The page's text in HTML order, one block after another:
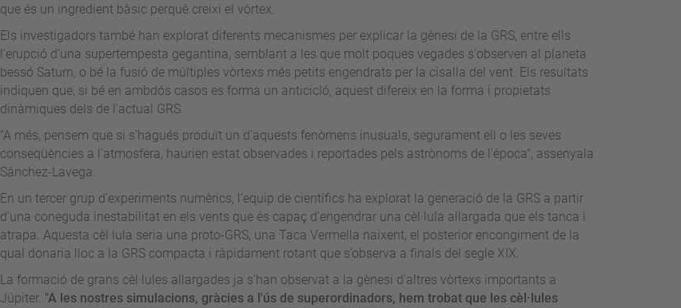
que és un ingredient bàsic perquè creixi el vòrtex.
Els investigadors també han explorat diferents mecanismes per explicar la gènesi de la GRS, entre ells
l'erupció d'una supertempesta gegantina, semblant a les que molt poques vegades s'observen al planeta
bessó Saturn, o bé la fusió de múltiples vòrtexs més petits engendrats per la cisalla del vent. Els resultats
indiquen que, si bé en ambdós casos es forma un anticicló, aquest difereix en la forma i propietats
dinàmiques dels de l'actual GRS.
"A més, pensem que si s'hagués produït un d'aquests fenòmens inusuals, segurament ell o les seves
conseqüències a l'atmosfera, haurien estat observades i reportades pels astrònoms de l'època", assenyala
Sánchez-Lavega.
En un tercer grup d'experiments numèrics, l’equip de científics ha explorat la generació de la GRS a partir
d'una coneguda inestabilitat en els vents que és capaç d'engendrar una cèl·lula allargada que els tanca i
atrapa. Aquesta cèl·lula seria una proto-GRS, una Taca Vermella naixent, el posterior encongiment de la
qual donaria lloc a la GRS compacta i ràpidament rotant que s’observa a finals del segle XIX.
La formació de grans cèl·lules allargades ja s'han observat a la gènesi d'altres vòrtexs importants a
Júpiter. "A les nostres simulacions, gràcies a l'ús de superordinadors, hem trobat que les cèl·lules